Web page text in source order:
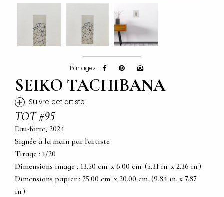
Partagez :
SEIKO TACHIBANA
+ Suivre cet artiste
TOT #95
Eau-forte, 2024
Signée à la main par l'artiste
Tirage : 1/20
Dimensions image : 13.50 cm. x 6.00 cm. (5.31 in. x 2.36 in.)
Dimensions papier : 25.00 cm. x 20.00 cm. (9.84 in. x 7.87
in.)